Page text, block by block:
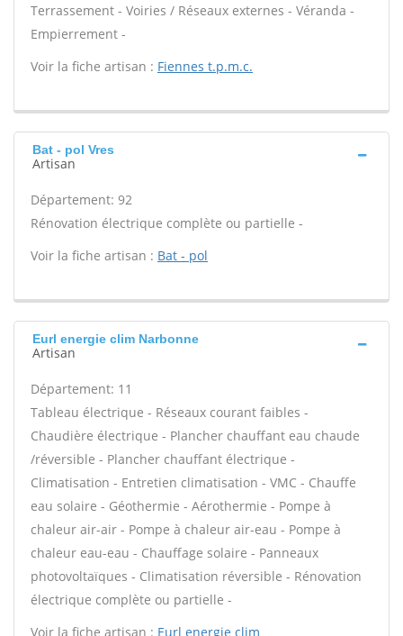
Terrassement - Voiries / Réseaux externes - Véranda -
Empierrement -
Voir la fiche artisan : Fiennes t.p.m.c.
Bat - pol Vres
Artisan
Département: 92
Rénovation électrique complète ou partielle -
Voir la fiche artisan : Bat - pol
Eurl energie clim Narbonne
Artisan
Département: 11
Tableau électrique - Réseaux courant faibles -
Chaudière électrique - Plancher chauffant eau chaude
/réversible - Plancher chauffant électrique -
Climatisation - Entretien climatisation - VMC - Chauffe
eau solaire - Géothermie - Aérothermie - Pompe à
chaleur air-air - Pompe à chaleur air-eau - Pompe à
chaleur eau-eau - Chauffage solaire - Panneaux
photovoltaïques - Climatisation réversible - Rénovation
électrique complète ou partielle -
Voir la fiche artisan : Eurl energie clim